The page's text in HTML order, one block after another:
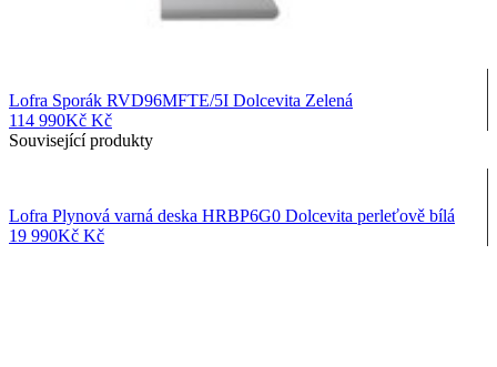
Lofra Sporák RVD96MFTE/5I Dolcevita Zelená
114 990Kč Kč
Související produkty
Lofra Plynová varná deska HRBP6G0 Dolcevita perleťově bílá
19 990Kč Kč